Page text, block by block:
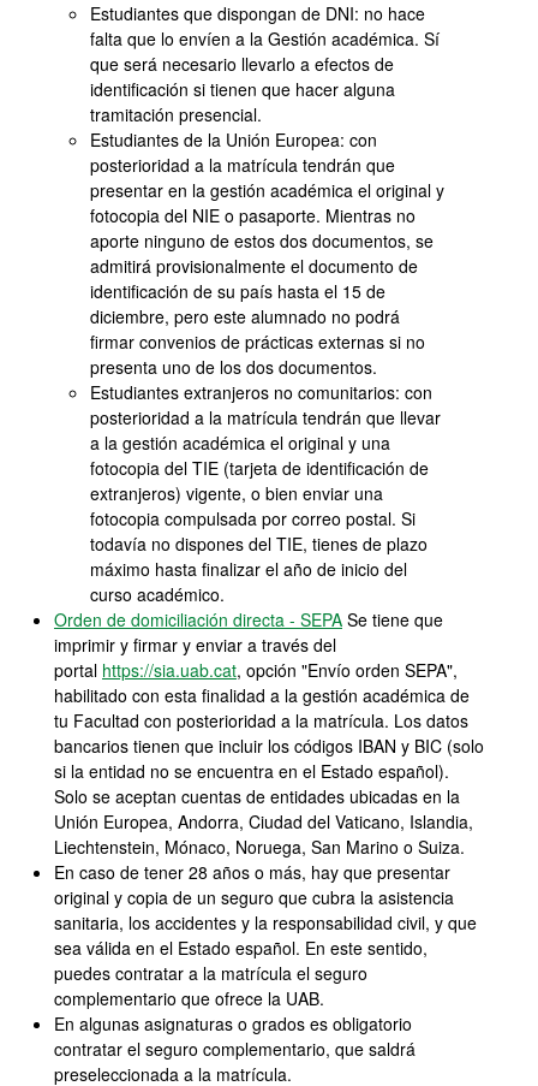
Estudiantes que dispongan de DNI: no hace
falta que lo envíen a la Gestión académica. Sí
que será necesario llevarlo a efectos de
identificación si tienen que hacer alguna
tramitación presencial.
Estudiantes de la Unión Europea: con
posterioridad a la matrícula tendrán que
presentar en la gestión académica el original y
fotocopia del NIE o pasaporte. Mientras no
aporte ninguno de estos dos documentos, se
admitirá provisionalmente el documento de
identificación de su país hasta el 15 de
diciembre, pero este alumnado no podrá
firmar convenios de prácticas externas si no
presenta uno de los dos documentos.
Estudiantes extranjeros no comunitarios: con
posterioridad a la matrícula tendrán que llevar
a la gestión académica el original y una
fotocopia del TIE (tarjeta de identificación de
extranjeros) vigente, o bien enviar una
fotocopia compulsada por correo postal. Si
todavía no dispones del TIE, tienes de plazo
máximo hasta finalizar el año de inicio del
curso académico.
Orden de domiciliación directa - SEPA Se tiene que
imprimir y firmar y enviar a través del
portal https://sia.uab.cat, opción "Envío orden SEPA",
habilitado con esta finalidad a la gestión académica de
tu Facultad con posterioridad a la matrícula. Los datos
bancarios tienen que incluir los códigos IBAN y BIC (solo
si la entidad no se encuentra en el Estado español).
Solo se aceptan cuentas de entidades ubicadas en la
Unión Europea, Andorra, Ciudad del Vaticano, Islandia,
Liechtenstein, Mónaco, Noruega, San Marino o Suiza.
En caso de tener 28 años o más, hay que presentar
original y copia de un seguro que cubra la asistencia
sanitaria, los accidentes y la responsabilidad civil, y que
sea válida en el Estado español. En este sentido,
puedes contratar a la matrícula el seguro
complementario que ofrece la UAB.
En algunas asignaturas o grados es obligatorio
contratar el seguro complementario, que saldrá
preseleccionada a la matrícula.